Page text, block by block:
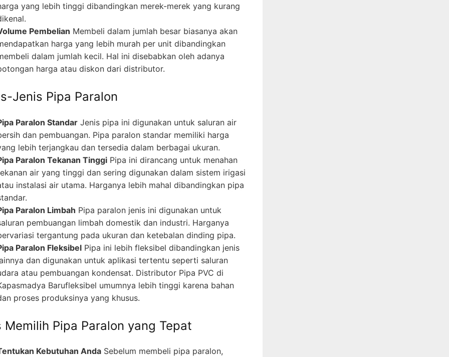
yang lebih tinggi dibandingkan merek-merek yang kurang
Pembelian Membeli dalam jumlah besar biasanya akan
harga yang lebih murah per unit dibandingkan
dalam jumlah kecil. Hal ini disebabkan oleh adanya
harga atau diskon dari distributor.
Jenis Pipa Paralon
Paralon Standar Jenis pipa ini digunakan untuk saluran air
dan pembuangan. Pipa paralon standar memiliki harga
lebih terjangkau dan tersedia dalam berbagai ukuran.
Paralon Tekanan Tinggi Pipa ini dirancang untuk menahan
air yang tinggi dan sering digunakan dalam sistem irigasi
instalasi air utama. Harganya lebih mahal dibandingkan pipa
Paralon Limbah Pipa paralon jenis ini digunakan untuk
pembuangan limbah domestik dan industri. Harganya
tergantung pada ukuran dan ketebalan dinding pipa.
Paralon Fleksibel Pipa ini lebih fleksibel dibandingkan jenis
dan digunakan untuk aplikasi tertentu seperti saluran
atau pembuangan kondensat. Distributor Pipa PVC di
Barufleksibel umumnya lebih tinggi karena bahan
proses produksinya yang khusus.
Memilih Pipa Paralon yang Tepat
Kebutuhan Anda Sebelum membeli pipa paralon,